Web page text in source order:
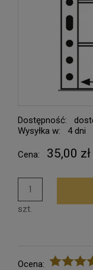
Dostępność:
Wysyłka w:
4 dni
Cena: 35,00 zł
szt.
Ocena: